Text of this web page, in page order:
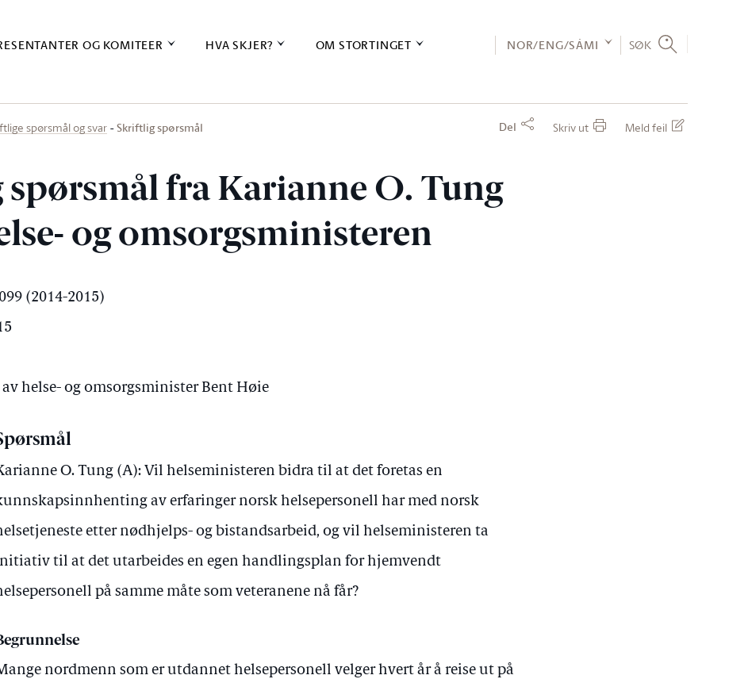
OG KOMITEER HVA SKJER? OM STORTINGET NOR/ENG/SÁMI SØK
spørsmål og svar Skriftlig spørsmål Del Skriv ut Meld feil
fra Karianne O. Tung
og omsorgsministeren
(2014-2015)
av helse- og omsorgsminister Bent Høie
O. Tung (A): Vil helseministeren bidra til at det foretas en
av erfaringer norsk helsepersonell har med norsk
etter nødhjelps- og bistandsarbeid, og vil helseministeren ta
til at det utarbeides en egen handlingsplan for hjemvendt
på samme måte som veteranene nå får?
nordmenn som er utdannet helsepersonell velger hvert år å reise ut på